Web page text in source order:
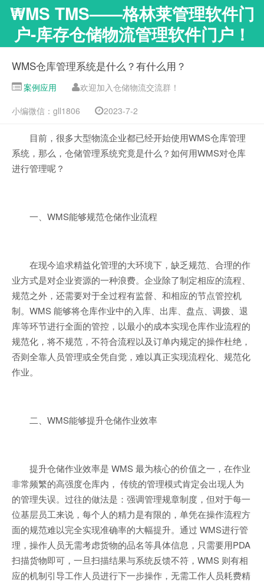
WMS TMS——格林莱管理软件门
户-库存仓储物流管理软件门户！
WMS仓库管理系统是什么？有什么用？
案例应用
欢迎加入仓储物流交流群！
小编微信：gll1806
2023-7-2
目前，很多大型物流企业都已经开始使用WMS仓库管理
系统，那么，仓储管理系统究竟是什么？如何用WMS对仓库
进行管理呢？
一、WMS能够规范仓储作业流程
在现今追求精益化管理的大环境下，缺乏规范、合理的作
业方式是对企业资源的一种浪费。企业除了制定相应的流程、
规范之外，还需要对于全过程有监督、和相应的节点管控机
制。WMS 能够将仓库作业中的入库、出库、盘点、调拨、退
库等环节进行全面的管控，以最小的成本实现仓库作业流程的
规范化，将不规范，不符合流程以及订单内规定的操作杜绝，
否则全靠人员管理或全凭自觉，难以真正实现流程化、规范化
作业。
二、WMS能够提升仓储作业效率
提升仓储作业效率是 WMS 最为核心的价值之一，在作业
非常频繁的高强度仓库内， 传统的管理模式肯定会出现人为
的管理失误。过往的做法是：强调管理规章制度，但对于每一
位基层员工来说，每个人的精力是有限的，单凭在操作流程方
面的规范难以完全实现准确率的大幅提升。通过 WMS进行管
理，操作人员无需考虑货物的品名等具体信息，只需要用PDA
扫描货物即可，一旦扫描结果与系统反馈不符，WMS 则有相
应的机制引导工作人员进行下一步操作，无需工作人员耗费精